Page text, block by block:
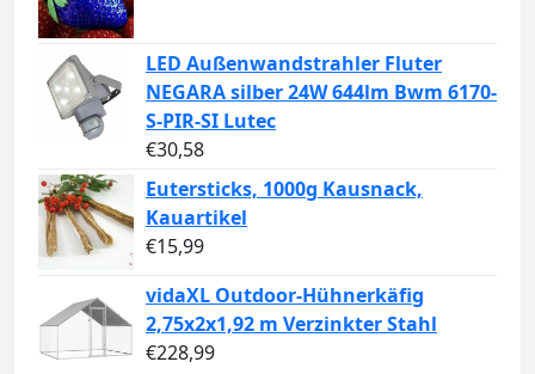
LED Außenwandstrahler Fluter
NEGARA silber 24W 644lm Bwm 6170-
S-PIR-SI Lutec
€30,58
Eutersticks, 1000g Kausnack,
Kauartikel
€15,99
vidaXL Outdoor-Hühnerkäfig
2,75x2x1,92 m Verzinkter Stahl
€228,99